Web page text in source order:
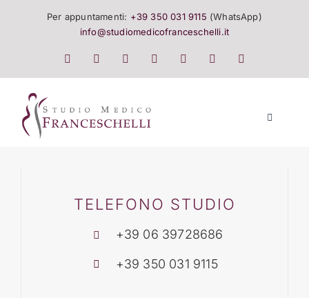
Per appuntamenti: +39 350 031 9115 (WhatsApp)
info@studiomedicofranceschelli.it
Toggle
SALUTE E TRATTAMENTITELEFONO STUDIO
+39 06 39728686
+39 350 031 9115